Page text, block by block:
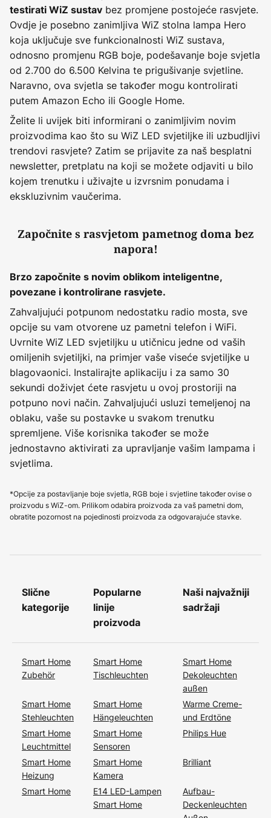
testirati WiZ sustav bez promjene postojeće rasvjete.
Ovdje je posebno zanimljiva WiZ stolna lampa Hero
koja uključuje sve funkcionalnosti WiZ sustava,
odnosno promjenu RGB boje, podešavanje boje svjetla
od 2.700 do 6.500 Kelvina te prigušivanje svjetline.
Naravno, ova svjetla se također mogu kontrolirati
putem Amazon Echo ili Google Home.
Želite li uvijek biti informirani o zanimljivim novim
proizvodima kao što su WiZ LED svjetiljke ili uzbudljivi
trendovi rasvjete? Zatim se prijavite za naš besplatni
newsletter, pretplatu na koji se možete odjaviti u bilo
kojem trenutku i uživajte u izvrsnim ponudama i
ekskluzivnim vaučerima.
Započnite s rasvjetom pametnog doma bez
napora!
Brzo započnite s novim oblikom inteligentne,
povezane i kontrolirane rasvjete.
Zahvaljujući potpunom nedostatku radio mosta, sve
opcije su vam otvorene uz pametni telefon i WiFi.
Uvrnite WiZ LED svjetiljku u utičnicu jedne od vaših
omiljenih svjetiljki, na primjer vaše viseće svjetiljke u
blagovaonici. Instalirajte aplikaciju i za samo 30
sekundi doživjet ćete rasvjetu u ovoj prostoriji na
potpuno novi način. Zahvaljujući usluzi temeljenoj na
oblaku, vaše su postavke u svakom trenutku
spremljene. Više korisnika također se može
jednostavno aktivirati za upravljanje vašim lampama i
svjetlima.
*Opcije za postavljanje boje svjetla, RGB boje i svjetline također ovise o
proizvodu s WiZ-om. Prilikom odabira proizvoda za vaš pametni dom,
obratite pozornost na pojedinosti proizvoda za odgovarajuće stavke.
Slične
kategorije
Popularne
linije
proizvoda
Naši najvažniji
sadržaji
Smart Home
Zubehör
Smart Home
Tischleuchten
Smart Home
Dekoleuchten
außen
Smart Home
Stehleuchten
Smart Home
Hängeleuchten
Warme Creme-
und Erdtöne
Smart Home
Leuchtmittel
Smart Home
Sensoren
Philips Hue
Smart Home
Heizung
Smart Home
Kamera
Brilliant
Smart Home
E14 LED-Lampen
Smart Home
Aufbau-
Deckenleuchten